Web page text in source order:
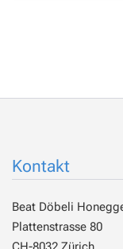
Kontakt
Beat Döbeli
Plattenstrasse 80